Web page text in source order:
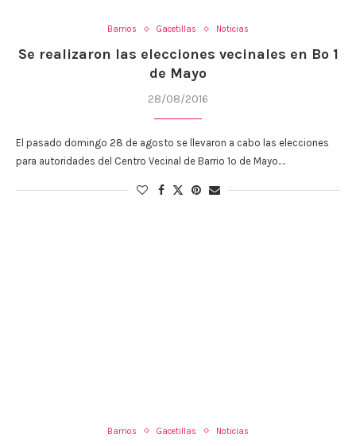
Barrios Gacetillas Noticias
Se realizaron las elecciones vecinales en Bº 1
de Mayo
28/08/2016
El pasado domingo 28 de agosto se llevaron a cabo las elecciones
para autoridades del Centro Vecinal de Barrio 1º de Mayo.…
Barrios Gacetillas Noticias